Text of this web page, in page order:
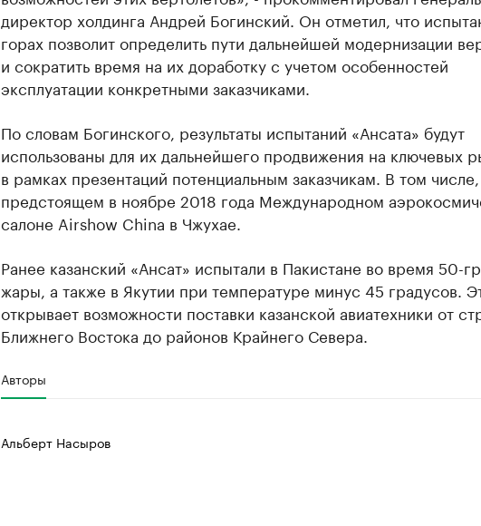
директор холдинга Андрей Богинский. Он отметил, что
горах позволит определить пути дальнейшей модернизации
и сократить время на их доработку с учетом особенностей
эксплуатации конкретными заказчиками.
По словам Богинского, результаты испытаний «Ансата» будут
использованы для их дальнейшего продвижения на ключевых
в рамках презентаций потенциальным заказчикам. В том
предстоящем в ноябре 2018 года Международном
салоне Airshow China в Чжухае.
Ранее казанский «Ансат» испытали в Пакистане во время 50-
жары, а также в Якутии при температуре минус 45 градусов.
открывает возможности поставки казанской авиатехники от
Ближнего Востока до районов Крайнего Севера.
Авторы
Альберт Насыров